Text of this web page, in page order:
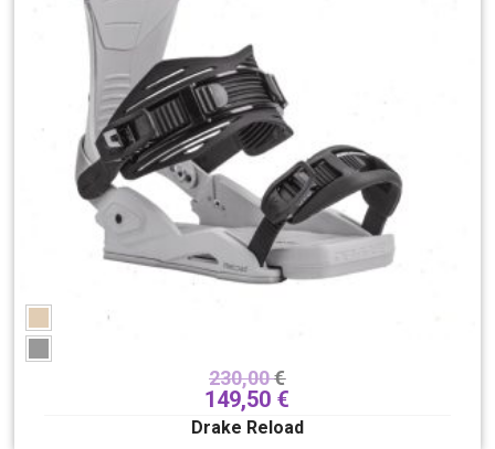
Boja
230,00€
149,50 €
Drake Reload